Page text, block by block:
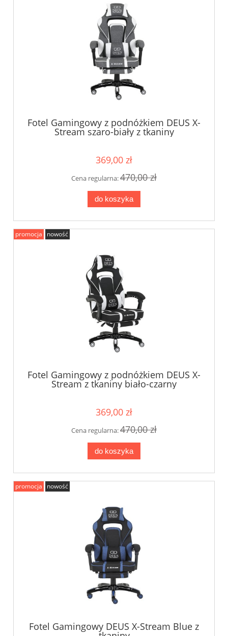
Fotel Gamingowy z podnóżkiem DEUS X-
Stream szaro-biały z tkaniny
369,00 zł
Cena regularna:470,00 zł
do koszyka
Fotel Gamingowy z podnóżkiem DEUS X-
Stream z tkaniny biało-czarny
369,00 zł
Cena regularna:470,00 zł
do koszyka
promocja nowość
Fotel Gamingowy DEUS X-Stream Blue z
promocja nowość